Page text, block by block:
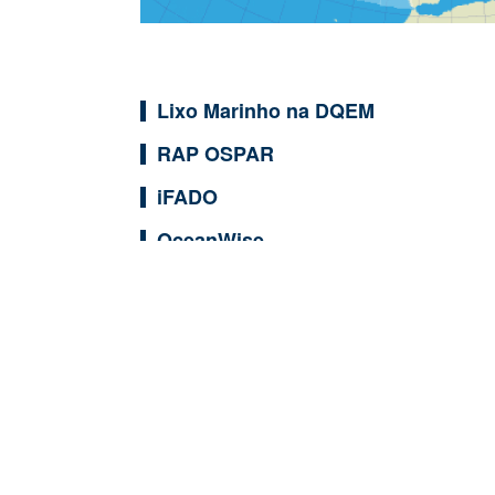
Lixo Marinho na DQEM
RAP OSPAR
iFADO
OceanWise